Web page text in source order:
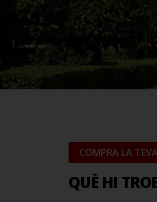
COMPRA LA
QUÈ HI